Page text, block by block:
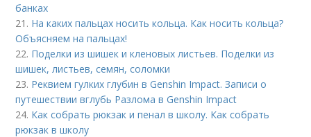
банках
21. На каких пальцах носить кольца. Как носить кольца?
Объясняем на пальцах!
22. Поделки из шишек и кленовых листьев. Поделки из
шишек, листьев, семян, соломки
23. Реквием гулких глубин в Genshin Impact. Записи о
путешествии вглубь Разлома в Genshin Impact
24. Как собрать рюкзак и пенал в школу. Как собрать
рюкзак в школу